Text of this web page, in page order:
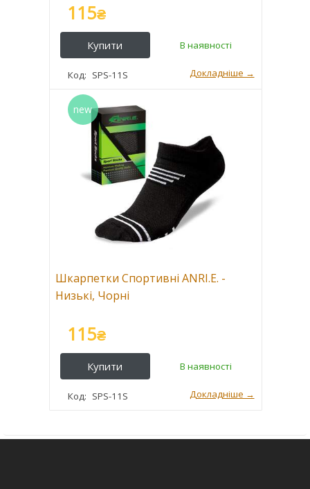
SPS-11S
115₴
Шкарпетки Спортивні ANRI.E. -
Низькі, Чорні
SPS-11S
115₴